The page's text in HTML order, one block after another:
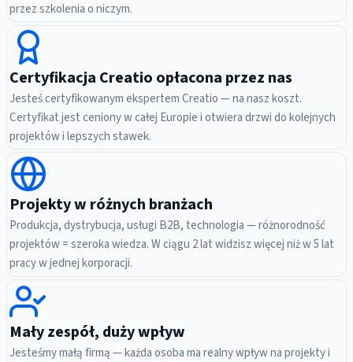
przez szkolenia o niczym.
Certyfikacja Creatio opłacona przez nas
Jesteś certyfikowanym ekspertem Creatio — na nasz koszt.
Certyfikat jest ceniony w całej Europie i otwiera drzwi do kolejnych
projektów i lepszych stawek.
Projekty w różnych branżach
Produkcja, dystrybucja, usługi B2B, technologia — różnorodność
projektów = szeroka wiedza. W ciągu 2 lat widzisz więcej niż w 5 lat
pracy w jednej korporacji.
Mały zespół, duży wpływ
Jesteśmy małą firmą — każda osoba ma realny wpływ na projekty i